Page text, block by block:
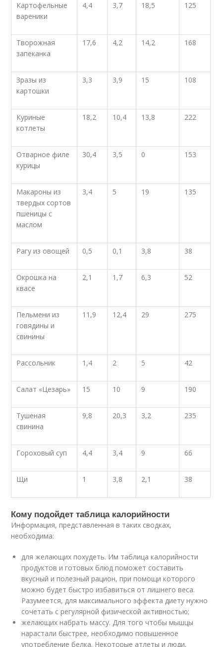
Картофельные
вареники
4,4 3,7 18,5 125
Творожная
запеканка
17,6 4,2 14,2 168
Зразы из
картошки
3,3 3,9 15 108
Куриные
котлеты
18,2 10,4 13,8 222
Отварное филе
курицы
30,4 3,5 0 153
Макароны из
твердых сортов
пшеницы с
маслом
3,4 5 19 135
Рагу из овощей 0,5 0,1 3,8 38
Окрошка на
квасе
2,1 1,7 6,3 52
Пельмени из
говядины и
свинины
11,9 12,4 29 275
Рассольник 1,4 2 5 42
Салат «Цезарь» 15 10 9 190
Тушеная
свинина
9,8 20,3 3,2 235
Гороховый суп 4,4 3,4 9 66
Щи 1 3,8 2,1 38
Кому подойдет таблица калорийности
Информация, представленная в таких сводках,
необходима:
для желающих похудеть. Им таблица калорийности
продуктов и готовых блюд поможет составить
вкусный и полезный рацион, при помощи которого
можно будет быстро избавиться от лишнего веса.
Разумеется, для максимального эффекта диету нужно
сочетать с регулярной физической активностью;
желающих набрать массу. Для того чтобы мышцы
нарастали быстрее, необходимо повышенное
употребление белка. Некоторые атлеты и люди,